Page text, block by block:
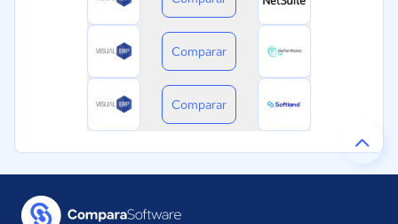
Comparar
Comparar